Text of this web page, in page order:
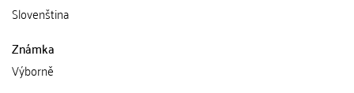
Slovenština
Známka
Výborně